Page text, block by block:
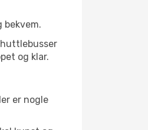
og klar.
er nogle